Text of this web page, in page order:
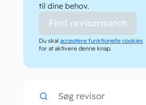
til dine behov.
Find revisormatch
Du skal acceptere funktionelle cookies
for at aktivere denne knap.